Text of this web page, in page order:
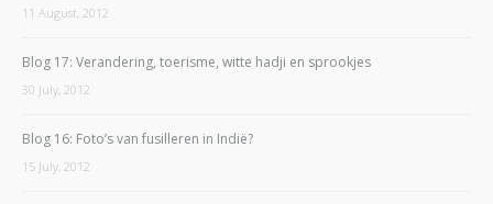
11 August, 2012
Blog 17: Verandering, toerisme, witte hadji en sprookjes
30 July, 2012
Blog 16: Foto’s van fusilleren in Indië?
15 July, 2012